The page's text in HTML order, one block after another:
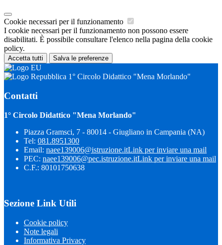
Cookie necessari per il funzionamento
I cookie necessari per il funzionamento non possono essere
disabilitati. È possibile consultare l'elenco nella pagina della cookie
policy.
Accetta tutti Salva le preferenze
1° Circolo Didattico "Mena Morlando"
Contatti
1° Circolo Didattico "Mena Morlando"
Piazza Gramsci, 7 - 80014 - Giugliano in Campania (NA)
Tel: 081.8951300
Email: naee139006@istruzione.itLink per inviare una mail
PEC: naee139006@pec.istruzione.itLink per inviare una mail
C.F.: 80101750638
Sezione Link Utili
Cookie policy
Note legali
Informativa Privacy